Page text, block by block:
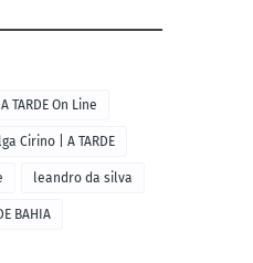
On Line
Cirino | A TARDE
leandro da silva
BAHIA